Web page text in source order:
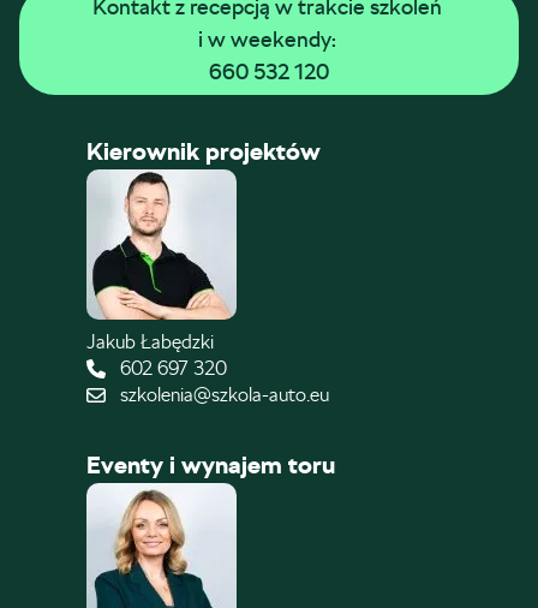
Kontakt z recepcją w trakcie szkoleń
i w weekendy:
660 532 120
Kierownik projektów
Jakub Łabędzki
602 697 320
szkolenia@szkola-auto.eu
Eventy i wynajem toru